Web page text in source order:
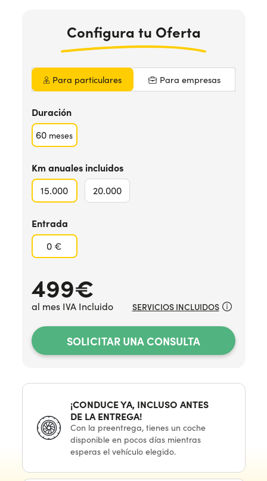
¿Necesitas ayuda? +34672028071
Configura tu Oferta
Para particulares Para empresas
Duración
60 meses
Km anuales incluidos
15.000 20.000
Entrada
0 €
499€
al mes IVA Incluido
SOLICITAR UNA CONSULTA
SERVICIOS INCLUIDOS
¡CONDUCE YA, INCLUSO ANTES
DE LA ENTREGA!
Con la preentrega,tienes un coche
disponible en pocosdías mientras
esperas el vehículoelegido.